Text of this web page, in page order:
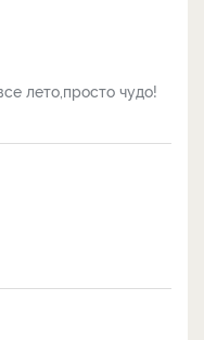
лето,просто чудо!